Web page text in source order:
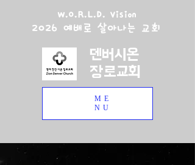
W.O.R.L.D. Vision
2026 예배로 살아나는 교회
덴버시온
장로교회
ME
NU